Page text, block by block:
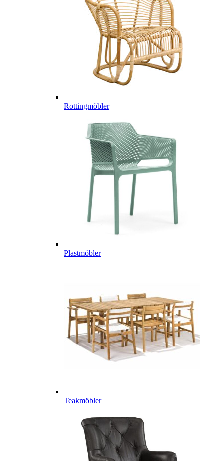
Rottingmöbler
Plastmöbler
Teakmöbler